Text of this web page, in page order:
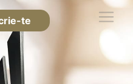
te